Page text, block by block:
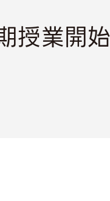
業開始